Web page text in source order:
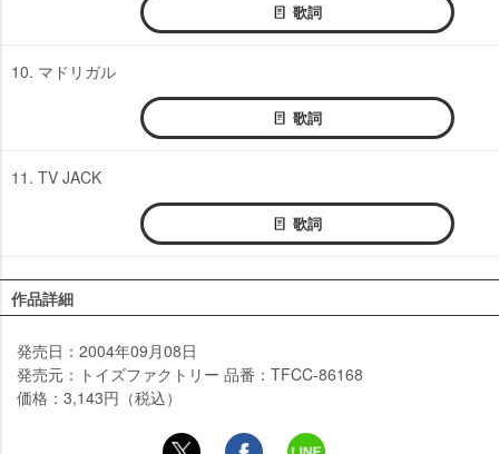
歌詞
10. マドリガル
歌詞
11. TV JACK
歌詞
作品詳細
発売日：2004年09月08日
発売元：トイズファクトリー 品番：TFCC-86168
価格：3,143円（税込）